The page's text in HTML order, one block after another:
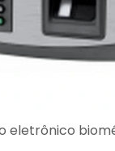
eletrônico